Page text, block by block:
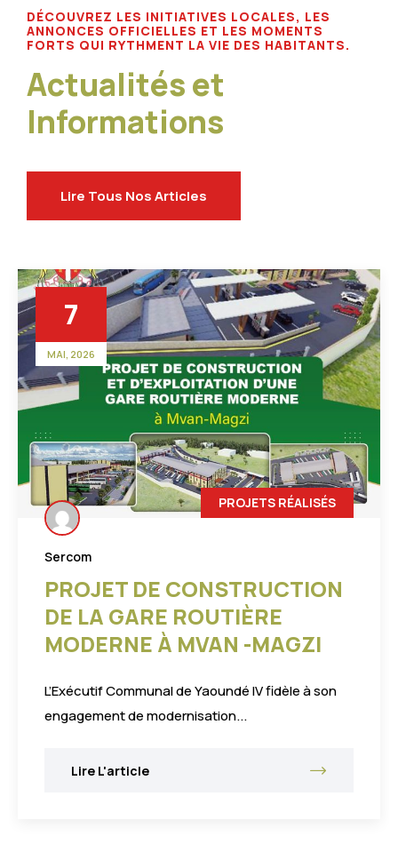
DÉCOUVREZ LES INITIATIVES LOCALES, LES
ANNONCES OFFICIELLES ET LES MOMENTS
FORTS QUI RYTHMENT LA VIE DES HABITANTS.
Actualités et
Informations
Lire Tous Nos Articles
13
MAR, 2026
ACTUALITÉ
Sercom
AUTONOMISATION ET
INCLUSION DES PERSONNES
HANDICAPÉES VISUELLES
C’est dans une salle comble du Cercle des Jeunes
Aveugles Réhabilités...
Lire L'article